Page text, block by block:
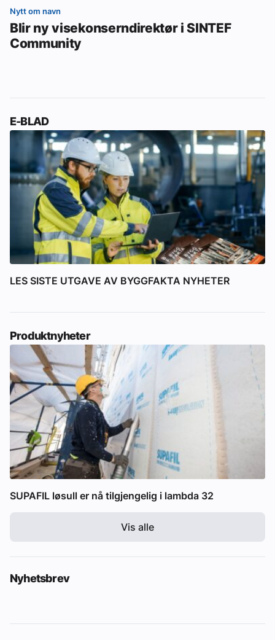
Nytt om navn
Blir ny visekonserndirektør i SINTEF
Community
E-BLAD
LES SISTE UTGAVE AV BYGGFAKTA NYHETER
Produktnyheter
SUPAFIL løsull er nå tilgjengelig i lambda 32
Vis alle
Nyhetsbrev